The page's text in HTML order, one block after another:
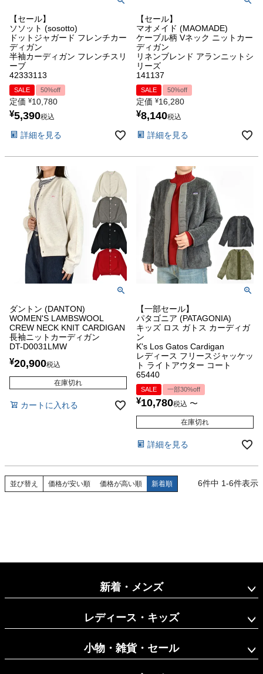
【セール】
ソソット (sosotto)
ドットジャガード フレンチカー
ディガン
半袖カーディガン フレンチスリ
ーブ
42333113
SALE 50%off
定価 ¥10,780
¥5,390税込
詳細を見る
【セール】
マオメイド (MAOMADE)
ケーブル柄 Vネック ニットカー
ディガン
リネンブレンド アランニットシ
リーズ
141137
SALE 50%off
定価 ¥16,280
¥8,140税込
詳細を見る
ダントン (DANTON)
WOMEN'S LAMBSWOOL
CREW NECK KNIT CARDIGAN
長袖ニットカーディガン
DT-D0031LMW
¥20,900税込
在庫切れ
カートに入れる
【一部セール】
パタゴニア (PATAGONIA)
キッズ ロス ガトス カーディガ
ン
K's Los Gatos Cardigan
レディース フリースジャッケッ
ト ライトアウター コート
65440
SALE 一部30%off
¥10,780税込 〜
在庫切れ
詳細を見る
並び替え 価格が安い順 価格が高い順 新着順 6件中 1-6件表示
新着・メンズ
レディース・キッズ
小物・雑貨・セール